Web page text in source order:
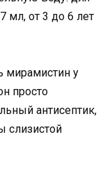
мл, от 3 до 6 лет
мирамистин у
просто
антисептик,
слизистой